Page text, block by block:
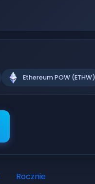
Ethereum POW (ETHW)
Rocznie